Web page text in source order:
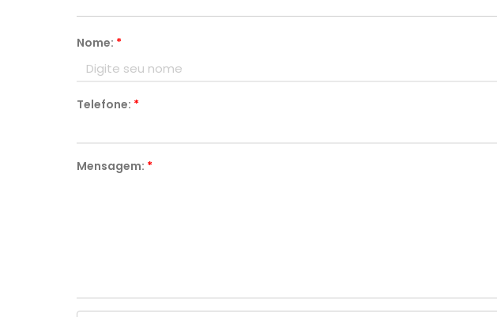
Nome: *
Telefone: *
Mensagem: *